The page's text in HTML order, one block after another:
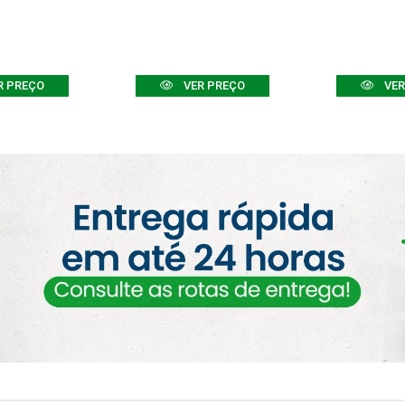
PREÇO VER PREÇO